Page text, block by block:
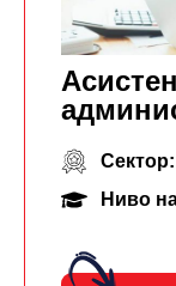
Сектор:
Ниво